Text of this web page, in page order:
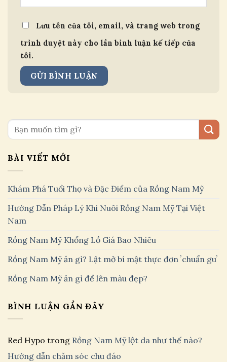
Lưu tên của tôi, email, và trang web trong
trình duyệt này cho lần bình luận kế tiếp của
tôi.
BÀI VIẾT MỚI
Khám Phá Tuổi Thọ và Đặc Điểm của Rồng Nam Mỹ
Hướng Dẫn Pháp Lý Khi Nuôi Rồng Nam Mỹ Tại Việt
Nam
Rồng Nam Mỹ Khổng Lồ Giá Bao Nhiêu
Rồng Nam Mỹ ăn gì? Lật mở bí mật thực đơn ʼchuẩn guʼ
Rồng Nam Mỹ ăn gì để lên màu đẹp?
BÌNH LUẬN GẦN ĐÂY
Red Hypo trong Rồng Nam Mỹ lột da như thế nào?
Hướng dẫn chăm sóc chu đáo